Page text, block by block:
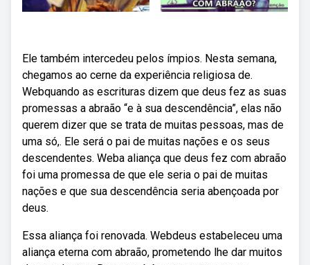
Ele também intercedeu pelos ímpios. Nesta semana,
chegamos ao cerne da experiência religiosa de.
Webquando as escrituras dizem que deus fez as suas
promessas a abraão “e à sua descendência”, elas não
querem dizer que se trata de muitas pessoas, mas de
uma só,. Ele será o pai de muitas nações e os seus
descendentes. Weba aliança que deus fez com abraão
foi uma promessa de que ele seria o pai de muitas
nações e que sua descendência seria abençoada por
deus.
Essa aliança foi renovada. Webdeus estabeleceu uma
aliança eterna com abraão, prometendo lhe dar muitos